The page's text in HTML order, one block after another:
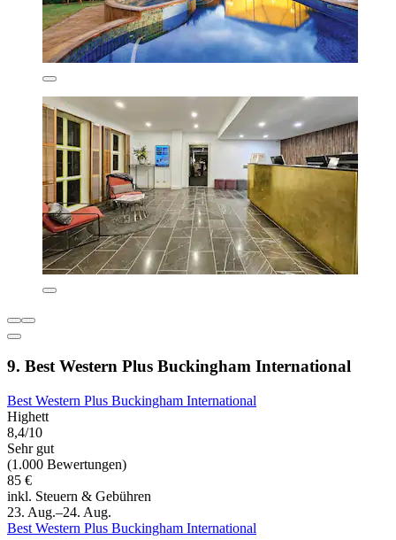
9. Best Western Plus Buckingham International
Best Western Plus Buckingham International
Highett
8,4/10
Sehr gut
(1.000 Bewertungen)
85 €
inkl. Steuern & Gebühren
23. Aug.–24. Aug.
Best Western Plus Buckingham International